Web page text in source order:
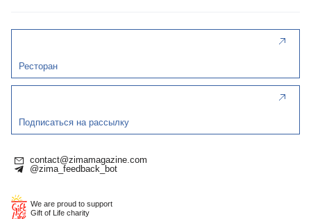
Ресторан
Подписаться на рассылку
contact@zimamagazine.com
@zima_feedback_bot
We are proud to support
Gift of Life charity